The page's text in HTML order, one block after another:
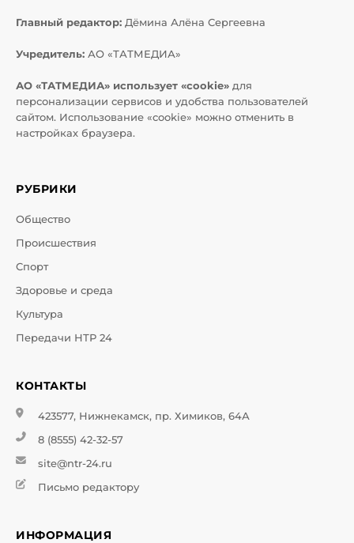
Главный редактор: Дёмина Алёна Сергеевна
Учредитель: АО «ТАТМЕДИА»
АО «ТАТМЕДИА» использует «cookie» для
персонализации сервисов и удобства пользователей
сайтом. Использование «cookie» можно отменить в
настройках браузера.
РУБРИКИ
Общество
Происшествия
Спорт
Здоровье и среда
Культура
Передачи НТР 24
КОНТАКТЫ
423577, Нижнекамск, пр. Химиков, 64А
8 (8555) 42-32-57
site@ntr-24.ru
Письмо редактору
ИНФОРМАЦИЯ